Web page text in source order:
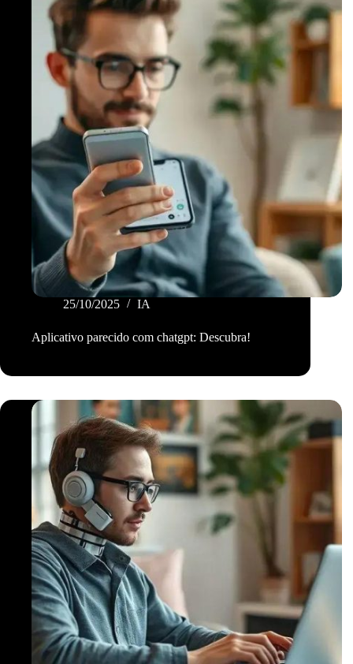
25/10/2025 IA
Aplicativo parecido com chatgpt: Descubra!